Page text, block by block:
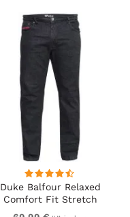
Duke Balfour Relaxed
Comfort Fit Stretch
Jeans With Elasticated